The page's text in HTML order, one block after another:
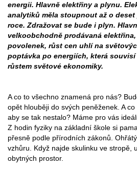
energii. Hlavně elektřiny a plynu.
analytiků měla stoupnout až o
roce. Zdražovat se bude i plyn.
velkoobchodně prodávaná
povolenek, růst cen uhlí na
poptávka po energiích, která
růstem světové ekonomiky.
A co to všechno znamená pro nás?
opět hlouběji do svých peněženek. A
aby se tak nestalo? Máme pro vás
Z hodin fyziky na základní škole si
přesně podle přírodních zákonů.
vzhůru. Když najde skulinku ve stropě,
obytných prostor.